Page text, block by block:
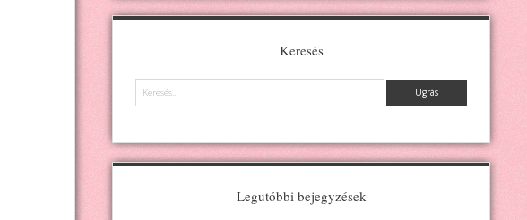
Keresés
Keresés
Legutóbbi bejegyzések